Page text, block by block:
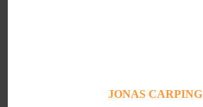
JONAS CARPING